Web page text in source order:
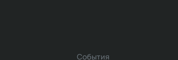
События